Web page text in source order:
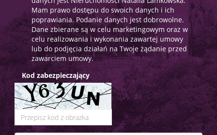
Mam prawo dostępu do swoich danych i ich
poprawiania. Podanie danych jest dobrowolne.
Dane zbierane są w celu marketingowym oraz w
celu realizowania i wykonania zawartej umowy
lub do podjęcia działań na Twoje żądanie przed
zawarciem umowy.
Kod zabezpieczający